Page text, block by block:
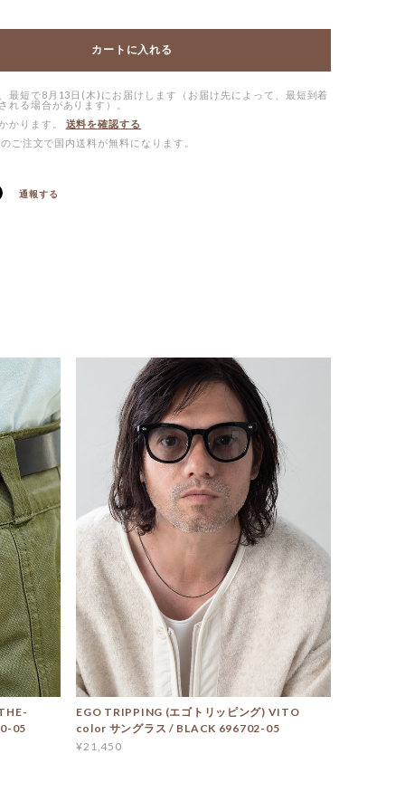
カートに入れる
最短で8月13日(木)にお届けします（お届け先によって、最短到着
れる場合があります）。
かります。
送料を確認する
ご注文で国内送料が無料になります。
通報する
05
EGO TRIPPING (エゴトリッピング) VITO
color サングラス / BLACK 696702-05
¥21,450